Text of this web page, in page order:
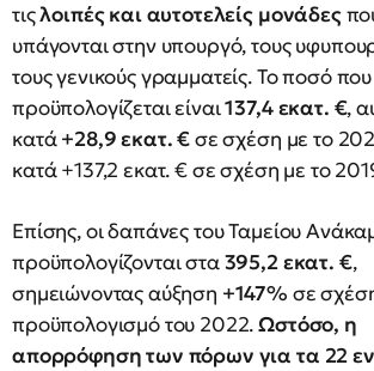
τιςλοιπές και αυτοτελείς μονάδες
υπάγονται στην υπουργό, τους
τους γενικούς γραμματείς. Το ποσό που
προϋπολογίζεται είναι137,4 εκατ. €,
κατά+28,9 εκατ. €σε σχέση με το
κατά +137,2 εκατ. € σε σχέση με το
Επίσης, οι δαπάνες του Ταμείου
προϋπολογίζονται στα395,2 εκατ. €,
σημειώνοντας αύξηση +147% σε
προϋπολογισμό του 2022.Ωστόσο, η
απορρόφηση των πόρων για τα 22